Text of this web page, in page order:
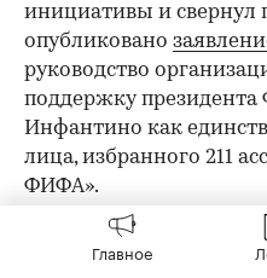
инициативы и свернул
опубликовано
руководство
поддержку
Инфантино как
лица, избранного 211
ФИФА».
«CAF приветствует и
заявление
Главное